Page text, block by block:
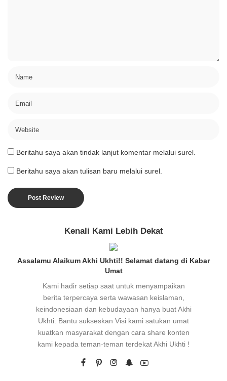
Beritahu saya akan tindak lanjut komentar melalui surel.
Beritahu saya akan tulisan baru melalui surel.
Kenali Kami Lebih Dekat
Assalamu Alaikum Akhi Ukhti!! Selamat datang di Kabar
Umat
Kami hadir setiap saat untuk menyampaikan
berita terpercaya serta wawasan keislaman,
keindonesiaan dan kebudayaan hanya buat Akhi
Ukhti. Bantu sukseskan Visi kami satukan umat
kuatkan masyarakat dengan cara share konten
kami kepada teman-teman terdekat Akhi Ukhti !